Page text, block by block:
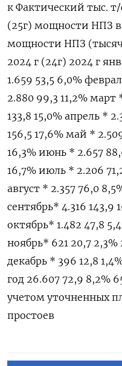
к Фактический тыс.
(25г) мощности НПЗ
мощности НПЗ
2024 г (24г) 2024 г
1.659 53,5 6,0%
2.880 99,3 11,2% март
133,8 15,0% апрель *
156,5 17,6% май *
16,3% июнь * 2.657
16,7% июль * 2.206
август * 2.357 76,0
сентябрь* 4.316 143,9
октябрь* 1.482 47,8
ноябрь* 621 20,7
декабрь * 396 12,8
год 26.607 72,9 8,2%
учетом уточненных
простоев